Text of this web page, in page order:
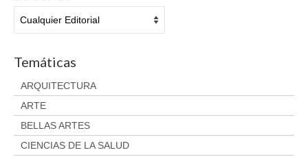
Temáticas
ARQUITECTURA
ARTE
BELLAS ARTES
CIENCIAS DE LA SALUD